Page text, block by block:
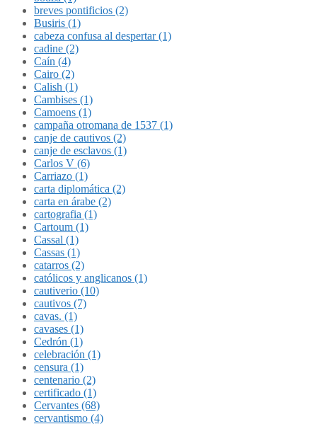
breves pontificios (2)
Busiris (1)
cabeza confusa al despertar (1)
cadine (2)
Caín (4)
Cairo (2)
Calish (1)
Cambises (1)
Camoens (1)
campaña otromana de 1537 (1)
canje de cautivos (2)
canje de esclavos (1)
Carlos V (6)
Carriazo (1)
carta diplomática (2)
carta en árabe (2)
cartografia (1)
Cartoum (1)
Cassal (1)
Cassas (1)
catarros (2)
católicos y anglicanos (1)
cautiverio (10)
cautivos (7)
cavas. (1)
cavases (1)
Cedrón (1)
celebración (1)
censura (1)
centenario (2)
certificado (1)
Cervantes (68)
cervantismo (4)